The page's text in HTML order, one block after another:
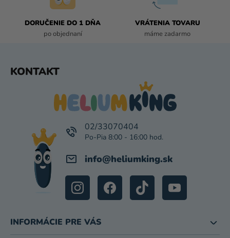
DORUČENIE DO 1 DŇA
po objednaní
VRÁTENIA TOVARU
máme zadarmo
KONTAKT
info@heliumking.sk
02/33070404
INFORMÁCIE PRE VÁS